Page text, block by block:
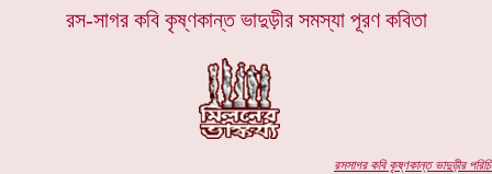
রস-সাগর কবি কৃষ্ণকান্ত ভাদুড়ীর সমস্যা পূরণ কবিতা
রসসাগর কবি কৃষ্ণকান্ত ভাদুড়ীর